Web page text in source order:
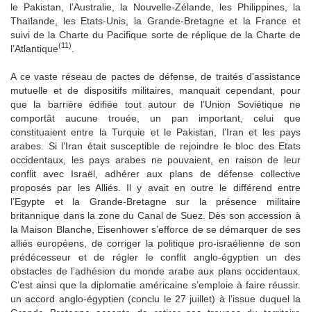
le Pakistan, l’Australie, la Nouvelle-Zélande, les Philippines, la
Thaïlande, les Etats-Unis, la Grande-Bretagne et la France et
suivi de la Charte du Pacifique sorte de réplique de la Charte de
l’Atlantique(11)
A ce vaste réseau de pactes de défense, de traités d’assistance
mutuelle et de dispositifs militaires, manquait cependant, pour
que la barrière édifiée tout autour de l’Union Soviétique ne
comportât aucune trouée, un pan important, celui que
constituaient entre la Turquie et le Pakistan, l’Iran et les pays
arabes. Si l’Iran était susceptible de rejoindre le bloc des Etats
occidentaux, les pays arabes ne pouvaient, en raison de leur
conflit avec Israël, adhérer aux plans de défense collective
proposés par les Alliés. Il y avait en outre le différend entre
l’Egypte et la Grande-Bretagne sur la présence militaire
britannique dans la zone du Canal de Suez. Dès son accession à
la Maison Blanche, Eisenhower s’efforce de se démarquer de ses
alliés européens, de corriger la politique pro-israélienne de son
prédécesseur et de régler le conflit anglo-égyptien un des
obstacles de l’adhésion du monde arabe aux plans occidentaux.
C’est ainsi que la diplomatie américaine s’emploie à faire réussir.
un accord anglo-égyptien (conclu le 27 juillet) à l’issue duquel la